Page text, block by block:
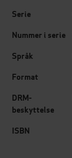
Serie
Nummer i serie
Språk
Format
DRM-
beskyttelse
ISBN